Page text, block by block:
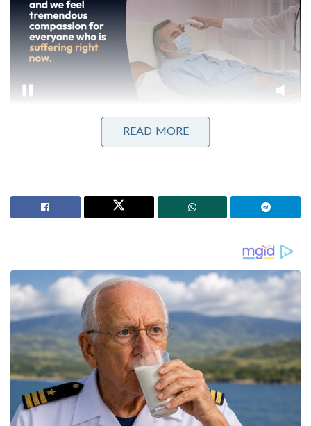
ഈ കരാർ പ്രകാരം നിർമ്മിക്കുന്ന 1.25 മെഗാവാട്ട്
സംവിധാനങ്ങൾക്ക് ആവശ്യമായ വൈദ്യുതിയാണ്
ലഭ്യമാക്കുക. കപ്പലുകളിലെ അത്യാധുനിക
കോംബാറ്റ് മാനേജ്‌മെന്റ് സിസ്റ്റങ്ങൾ എന്നിവ
തടസ്സമില്ലാതെ പ്രവർത്തിക്കാൻ ഈ പവർ പ്ലാന്റുകൾ
അത്യന്താപേക്ഷിതമാണ്. യുദ്ധക്കപ്പലുകളുടെ
സുഗമമായ പ്രവർത്തനത്തിനും അടിയന്തര
ഘട്ടങ്ങളിൽ തളരാതെ പോരാടാനും കരുത്ത് പകരുന്ന
ഏറ്റവും തന്ത്രപ്രധാനമായ ഘടകങ്ങളിലൊന്നാണിത്.
പൂർണ്ണമായും ഇന്ത്യയിൽ നിർമ്മിക്കുന്ന ഈ
സംവിധാനത്തിൽ കുറഞ്ഞത് 60 ശതമാനം തദ്ദേശീയ
സാങ്കേതികവിദ്യയും അസംസ്‌കൃത വസ്തുക്കളും
അടങ്ങിയിരിക്കണമെന്നാണ് വ്യവസ്ഥ.
READ MORE